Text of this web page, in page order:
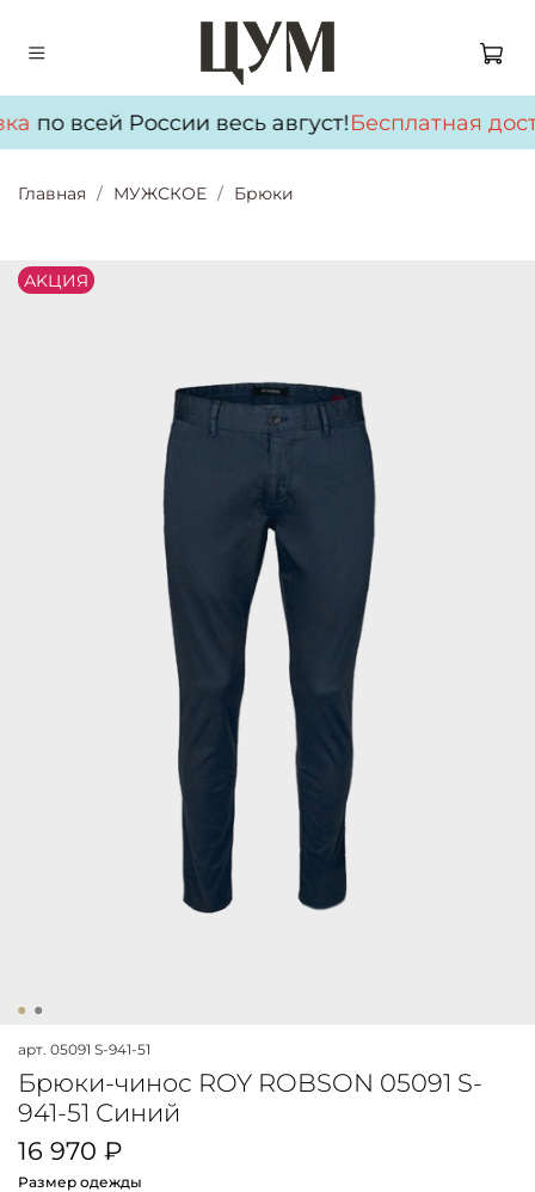
по всей России весь август!Бесплатная
Главная МУЖСКОЕ Брюки
АKЦИЯ
арт. 05091 S-941-51
Брюки-чинос ROY ROBSON 05091 S-
941-51 Синий
16 970 ₽
Размер одежды